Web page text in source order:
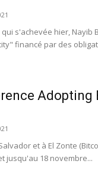
s'achevée hier, Nayib
financé par des
Adopting
et à El Zonte
jusqu'au 18 novembre...